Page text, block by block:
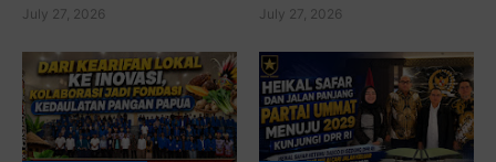
July 27, 2026 July 27, 2026